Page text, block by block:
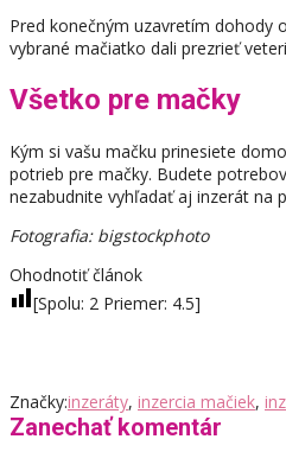
Pred konečným uzavretím dohody
vybrané mačiatko dali prezrieť
Všetko pre mačky
Kým si vašu mačku prinesiete
potrieb pre mačky. Budete
nezabudnite vyhľadať aj inzerát na
Fotografia: bigstockphoto
Ohodnotiť článok
[Spolu: 2 Priemer: 4.5]
Značky:inzeráty, inzercia mačiek,
Zanechať komentár